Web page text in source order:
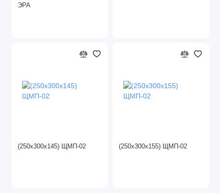
ЭРА
(250х300х145) ЩМП-02 (250х300х155) ЩМП-02